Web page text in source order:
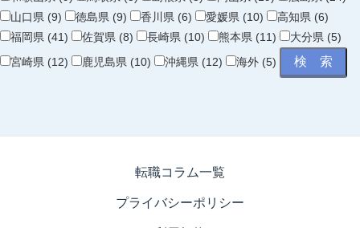
山口県 (9)
徳島県 (9) 香川県 (6) 愛媛県 (10)
高知県 (6)
福岡県 (41)
佐賀県 (8) 長崎県 (10) 熊本県 (11)
大分県 (5)
宮崎県 (12)
鹿児島県 (10) 沖縄県 (12) 海外 (5)
転職コラム一覧
プライバシーポリシー